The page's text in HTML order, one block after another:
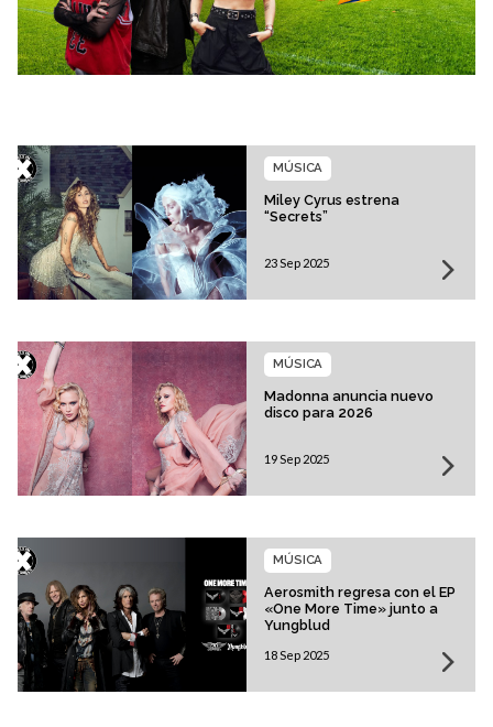
Miley Cyrus estrena
“Secrets”
MÚSICA
23 Sep 2025
Madonna anuncia nuevo
disco para 2026
MÚSICA
19 Sep 2025
Aerosmith regresa con el EP
«One More Time» junto a
Yungblud
MÚSICA
18 Sep 2025